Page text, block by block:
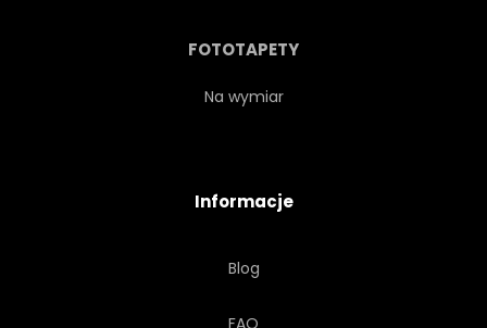
FOTOTAPETY
Na wymiar
Informacje
Blog